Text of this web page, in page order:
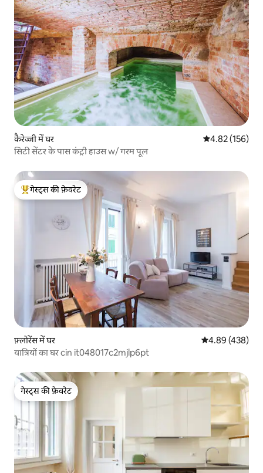
कैरेज्जी में घर औसत रेटिंग 5 में से
4.82 (156)
सिटी सेंटर के पास कंट्री हाउस w/ गरम पूल
गेस्ट्स का टॉप फ़ेवरेट
गेस्ट्स की फ़ेवरेट
फ़्लोरेंस में घर औसत रेटिंग 5 में से
4.89 (438)
यात्रियों का घर cin it048017c2mjlp6pt
गेस्ट्स की फ़ेवरेट
गेस्ट्स की फ़ेवरेट